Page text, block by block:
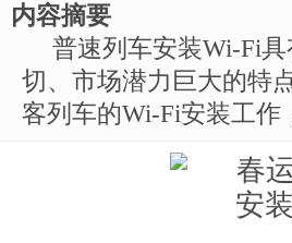
内容摘要
普速列车安装Wi-Fi
切、市场潜力巨大的特
客列车的Wi-Fi安装工作